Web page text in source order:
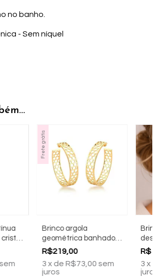
no banho.
- Sem níquel
cristal
sem
Frete grátis
Brinco argola
geométrica banhado a
ouro 18k
R$219,00
3 xde R$73,00 sem
juros
a
3 x
juros